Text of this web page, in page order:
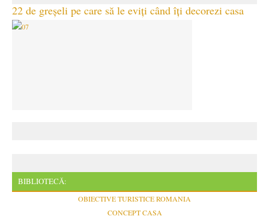
22 de greșeli pe care să le eviți când îți decorezi casa
BIBLIOTECĂ:
OBIECTIVE TURISTICE ROMANIA
CONCEPT CASA